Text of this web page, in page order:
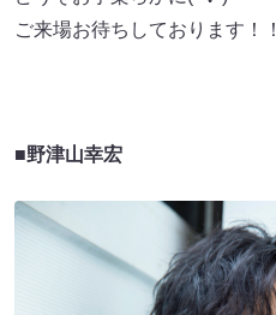
ご来場お待ちしております！！
■野津山幸宏